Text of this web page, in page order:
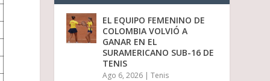
EL EQUIPO FEMENINO DE
COLOMBIA VOLVIÓ A
GANAR EN EL
SURAMERICANO SUB-16 DE
TENIS
Ago 6, 2026 |Tenis